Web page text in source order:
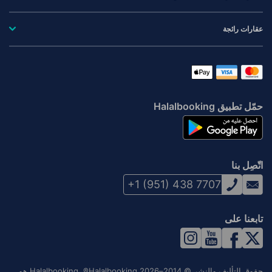
عقارات رائجة
حمّل تطبيق Halalbooking
اتّصِل بنا
+1 (951) 438 7707
تابعنا على